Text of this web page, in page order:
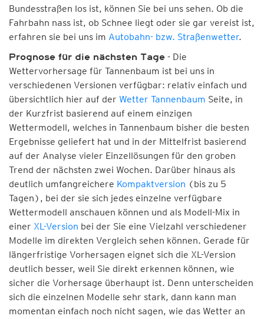
Bundesstraßen los ist, können Sie bei uns sehen. Ob die
Fahrbahn nass ist, ob Schnee liegt oder sie gar vereist ist,
erfahren sie bei uns im Autobahn- bzw. Straßenwetter.
Prognose für die nächsten Tage - Die
Wettervorhersage für Tannenbaum ist bei uns in
verschiedenen Versionen verfügbar: relativ einfach und
übersichtlich hier auf der Wetter Tannenbaum Seite, in
der Kurzfrist basierend auf einem einzigen
Wettermodell, welches in Tannenbaum bisher die besten
Ergebnisse geliefert hat und in der Mittelfrist basierend
auf der Analyse vieler Einzellösungen für den groben
Trend der nächsten zwei Wochen. Darüber hinaus als
deutlich umfangreichere Kompaktversion (bis zu 5
Tagen), bei der sie sich jedes einzelne verfügbare
Wettermodell anschauen können und als Modell-Mix in
einer XL-Version bei der Sie eine Vielzahl verschiedener
Modelle im direkten Vergleich sehen können. Gerade für
längerfristige Vorhersagen eignet sich die XL-Version
deutlich besser, weil Sie direkt erkennen können, wie
sicher die Vorhersage überhaupt ist. Denn unterscheiden
sich die einzelnen Modelle sehr stark, dann kann man
momentan einfach noch nicht sagen, wie das Wetter an